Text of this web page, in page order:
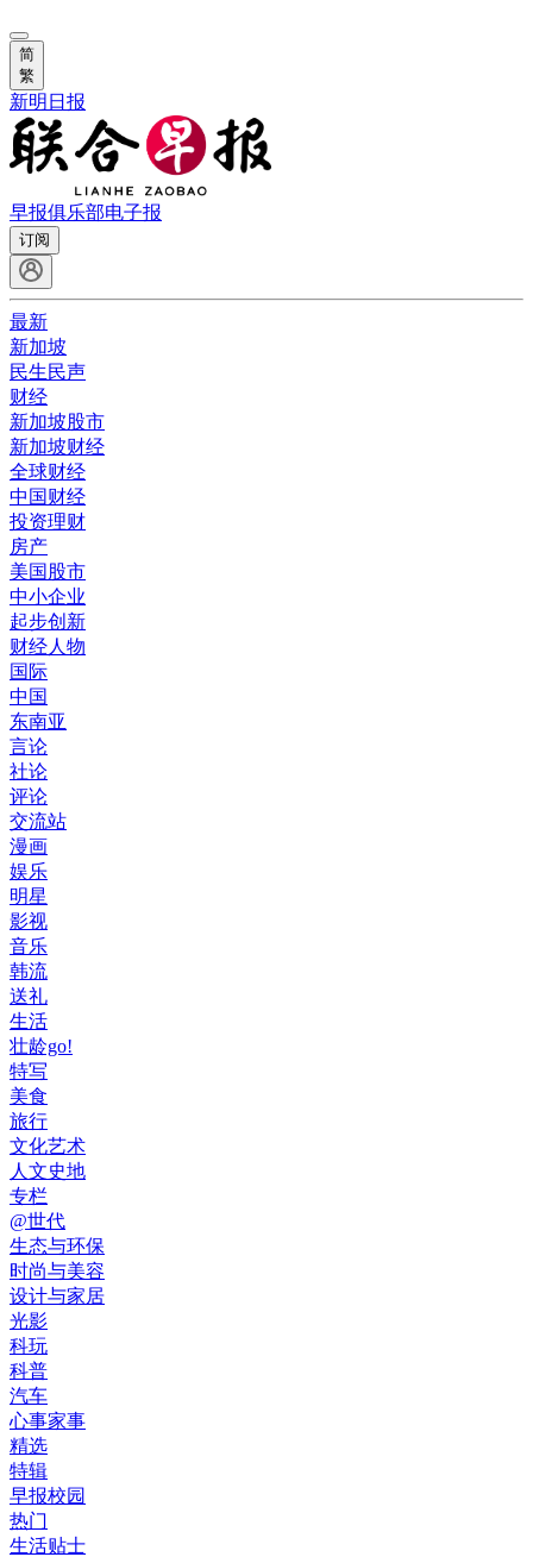
简
繁
新明日报
早报俱乐部电子报
订阅
最新
新加坡
民生民声
财经
新加坡股市
新加坡财经
全球财经
中国财经
投资理财
房产
美国股市
中小企业
起步创新
财经人物
国际
中国
东南亚
言论
社论
评论
交流站
漫画
娱乐
明星
影视
音乐
韩流
送礼
生活
壮龄go!
特写
美食
旅行
文化艺术
人文史地
专栏
@世代
生态与环保
时尚与美容
设计与家居
光影
科玩
科普
汽车
心事家事
精选
特辑
早报校园
热门
生活贴士